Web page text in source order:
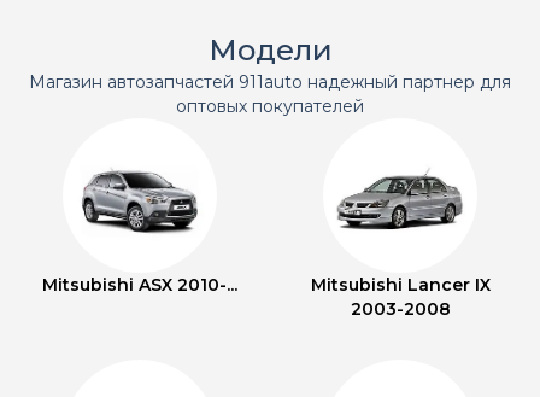
Модели
Магазин автозапчастей 911auto надежный партнер для
оптовых покупателей
Mitsubishi ASX 2010-...
Mitsubishi Lancer IX
2003-2008